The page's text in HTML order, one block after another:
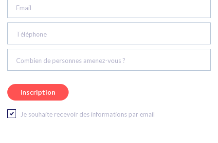
Email
Téléphone
Combien de personnes amenez-vous ?
Je souhaite recevoir des informations par email